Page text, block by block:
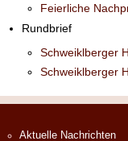
Feierliche
Rundbrief
Schweiklberger
Schweiklberger
Aktuelle Nachrichten